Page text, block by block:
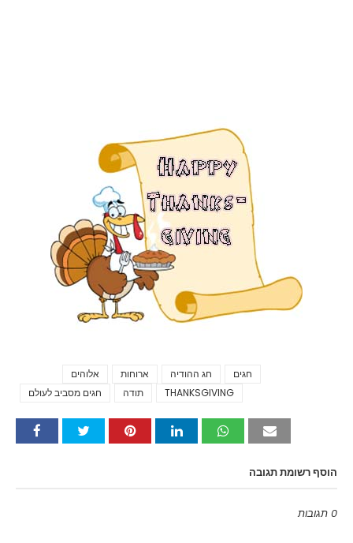
אלוהים ארוחות חג ההודיה
חגים
חגים מסביב לעולם
תודה THANKSGIVING
הוסף רשומת תגובה
0 תגובות